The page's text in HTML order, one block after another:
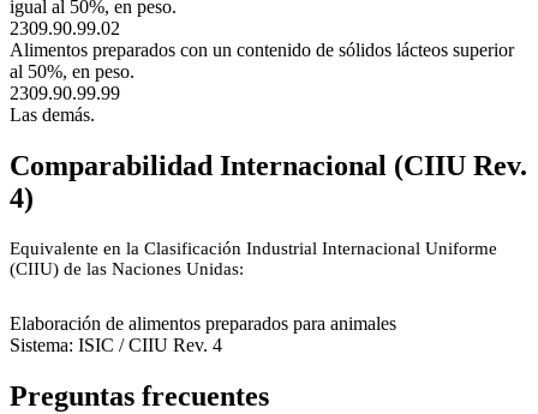
igual al 50%, en peso.
2309.90.99.02
Alimentos preparados con un contenido de sólidos lácteos superior
al 50%, en peso.
2309.90.99.99
Las demás.
Comparabilidad Internacional (CIIU Rev.
4)
Equivalente en la Clasificación Industrial Internacional Uniforme
(CIIU) de las Naciones Unidas:
Elaboración de alimentos preparados para animales
Sistema: ISIC / CIIU Rev. 4
Preguntas frecuentes